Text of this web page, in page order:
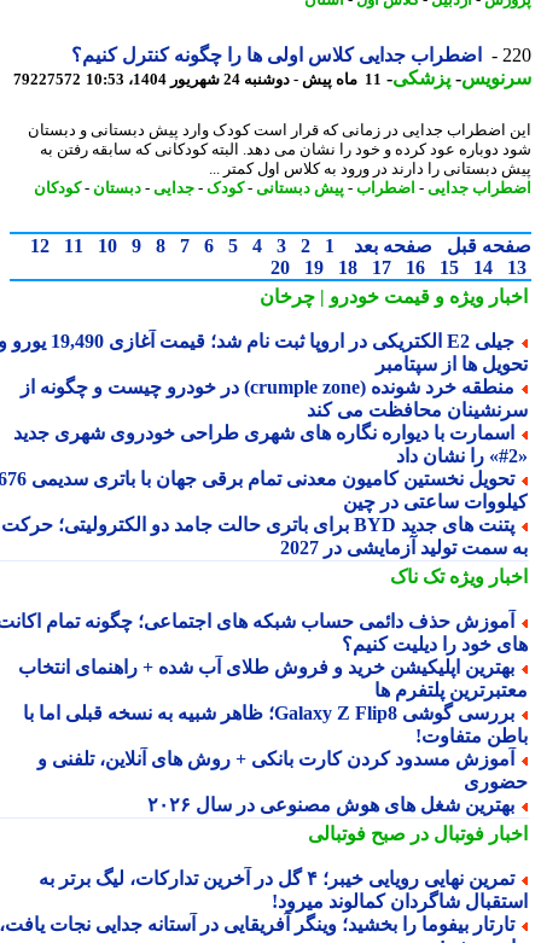
اضطراب جدایی کلاس اولی ها را چگونه کنترل کنیم؟
-پزشکی-11 ماه پیش - دوشنبه 24 شهریور 1404، 10:53 79227572
اضطراب جدایی در زمانی که قرار است کودک وارد پیش دبستانی و دبستان
دوباره عود کرده و خود را نشان می دهد. البته کودکانی که سابقه رفتن به
دبستانی را دارند در ورود به کلاس اول کمتر ...
جدایی- اضطراب- پیش دبستانی-کودک-جدایی- دبستان-کودکان
قبل صفحه بعد 1
2
3
4
5
6
7
8
9
10
11
12
14
15
16
17
18
19
20
ویژهو قیمت خودرو | چرخان
جیلی E2 الکتریکی در اروپا ثبت نام شد؛ قیمت آغازی 19,490 یورو و
ها از سپتامبر
منطقه خرد شونده (crumple zone) در خودرو چیست و چگونه از
محافظت می کند
با دیواره نگاره های شهری طراحی خودروی شهری جدید
تحویل نخستین کامیون معدنی تمام برقی جهان با باتری سدیمی 676
ساعتی در چین
پتنت های جدید BYD برای باتری حالت جامد دو الکترولیتی؛ حرکت
سمت تولید آزمایشی در 2027
ویژهتک ناک
حذف دائمی حساب شبکه های اجتماعی؛ چگونه تمام اکانت
خود را دیلیت کنیم؟
اپلیکیشن خرید و فروش طلای آب شده + راهنمای انتخاب
پلتفرم ها
بررسی گوشی Galaxy Z Flip8؛ ظاهر شبیه به نسخه قبلی اما با
متفاوت!
مسدود کردن کارت بانکی + روش های آنلاین، تلفنی و
شغل های هوش مصنوعی در سال ۲۰۲۶
فوتبال در صبح فوتبالی
تمرین نهایی رویایی خیبر؛ ۴ گل در آخرین تدارکات، لیگ برتر به
شاگردان کمالوند میرود!
بیفوما را بخشید؛ وینگر آفریقایی در آستانه جدایی نجات یافت،